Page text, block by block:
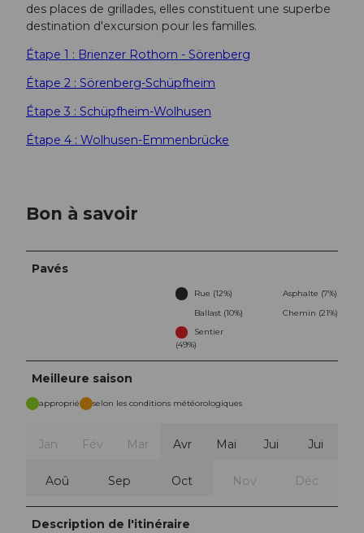
des places de grillades, elles constituent une superbe
destination d'excursion pour les familles.
Étape 1 : Brienzer Rothorn - Sörenberg
Étape 2 : Sörenberg-Schüpfheim
Étape 3 : Schüpfheim-Wolhusen
Étape 4 : Wolhusen-Emmenbrücke
Bon à savoir
Pavés
Rue (12%)
Asphalte (7%)
Ballast (10%)
Chemin (21%)
Sentier
(49%)
Meilleure saison
approprié selon les conditions météorologiques
Jan Fév Mar Avr Mai Jui Jui
Aoû Sep Oct Nov Déc
Description de l'itinéraire